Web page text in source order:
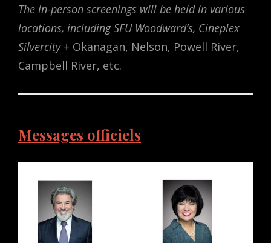
The in-person screenings will be held in various
locations, including SFU Woodward’s, Cineplex
Silvercity+ Okanagan, Nelson, Powell River,
Campbell River, etc.
Messages officiels